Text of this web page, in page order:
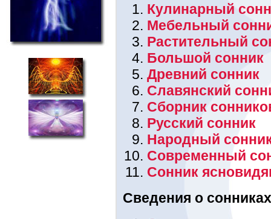
Кулинарный
Мебельный
Растительный
Большой сонник
Древний сонник
Славянский
Сборник
Русский сонник
Народный
Современный
Сонник
Сведения о